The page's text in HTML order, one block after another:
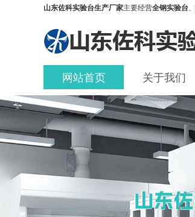
山东佐科实验台生产厂家主要经营全钢实验台、
网站首页 关于我们